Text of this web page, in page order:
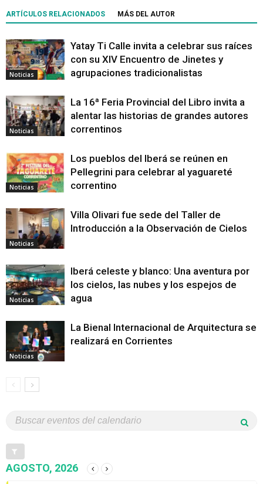
ARTÍCULOS RELACIONADOS MÁS DEL AUTOR
Noticias
Yatay Ti Calle invita a celebrar sus raíces
con su XIV Encuentro de Jinetes y
agrupaciones tradicionalistas
Noticias
La 16ª Feria Provincial del Libro invita a
alentar las historias de grandes autores
correntinos
Noticias
Los pueblos del Iberá se reúnen en
Pellegrini para celebrar al yaguareté
correntino
Noticias
Villa Olivari fue sede del Taller de
Introducción a la Observación de Cielos
Noticias
Iberá celeste y blanco: Una aventura por
los cielos, las nubes y los espejos de
agua
Noticias
La Bienal Internacional de Arquitectura se
realizará en Corrientes
AGOSTO, 2026